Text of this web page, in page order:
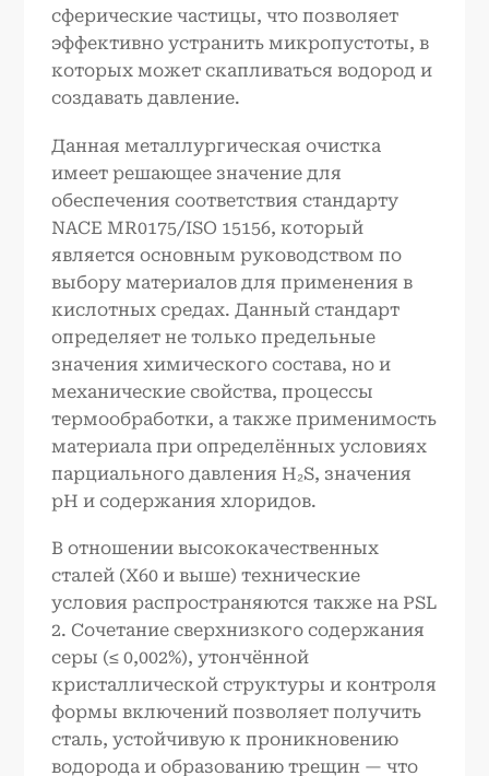
сферические частицы, что позволяет
эффективно устранить микропустоты, в
которых может скапливаться водород и
создавать давление.
Данная металлургическая очистка
имеет решающее значение для
обеспечения соответствия стандарту
NACE MR0175/ISO 15156, который
является основным руководством по
выбору материалов для применения в
кислотных средах. Данный стандарт
определяет не только предельные
значения химического состава, но и
механические свойства, процессы
термообработки, а также применимость
материала при определённых условиях
парциального давления H₂S, значения
pH и содержания хлоридов.
В отношении высококачественных
сталей (X60 и выше) технические
условия распространяются также на PSL
2. Сочетание сверхнизкого содержания
серы (≤ 0,002%), утончённой
кристаллической структуры и контроля
формы включений позволяет получить
сталь, устойчивую к проникновению
водорода и образованию трещин — что